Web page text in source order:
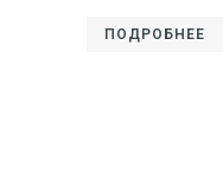
ПОДРОБНЕЕ